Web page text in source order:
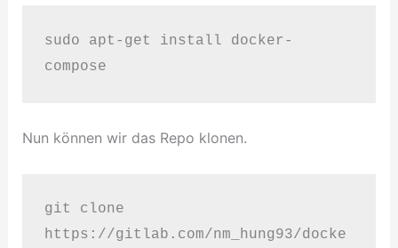
sudo apt-get install docker-
compose
Nun können wir das Repo klonen.
git clone
https://gitlab.com/nm_hung93/docke